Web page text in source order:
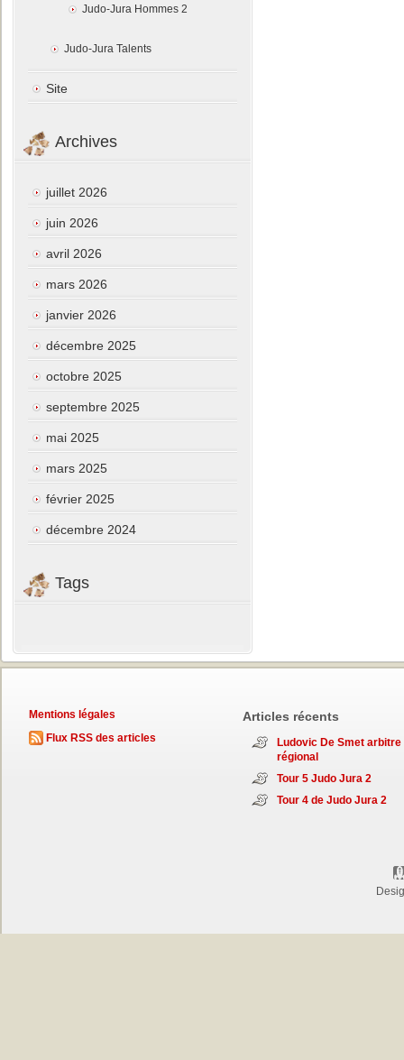
Judo-Jura Hommes 2
Judo-Jura Talents
Site
Archives
juillet 2026
juin 2026
avril 2026
mars 2026
janvier 2026
décembre 2025
octobre 2025
septembre 2025
mai 2025
mars 2025
février 2025
décembre 2024
Tags
Mentions légales
Flux RSS des articles
Articles récents
Ludovic De Smet arbitre
régional
Tour 5 Judo Jura 2
Tour 4 de Judo Jura 2